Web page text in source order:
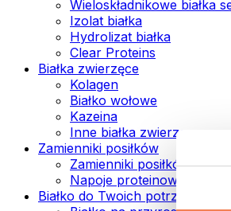
Wieloskładnikowe białka
Izolat białka
Hydrolizat białka
Clear Proteins
Białka zwierzęce
Kolagen
Białko wołowe
Kazeina
Inne białka zwierzęce
Zamienniki posiłków
Zamienniki posiłków w
Napoje proteinowe ready
Białko do Twoich potrzeb